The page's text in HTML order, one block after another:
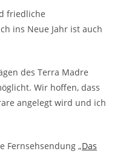
friedliche
ins Neue Jahr ist auch
des Terra Madre
Wir hoffen, dass
angelegt wird und ich
Fernsehsendung „Das